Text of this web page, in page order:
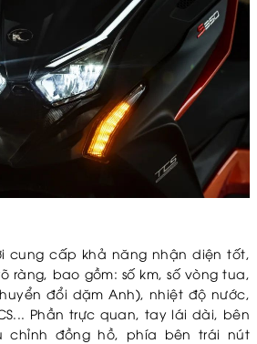
cung cấp khả năng nhận diện tốt,
ràng, bao gồm: số km, số vòng tua,
đổi dặm Anh), nhiệt độ nước,
Phần trực quan, tay lái dài, bên
chỉnh đồng hồ, phía bên trái nút